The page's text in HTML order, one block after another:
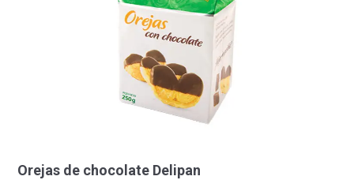
Orejas de chocolate Delipan